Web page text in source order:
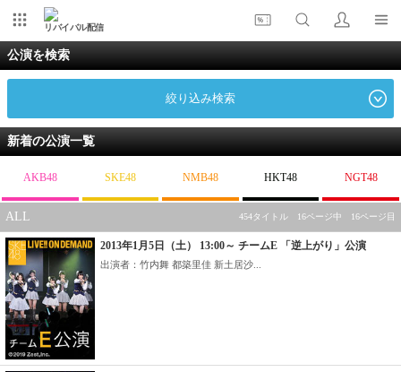
リバイバル配信
公演を検索
絞り込み検索
新着の公演一覧
AKB48 SKE48 NMB48 HKT48 NGT48
ALL 454タイトル 16ページ中 16ページ目
2013年1月5日（土） 13:00～ チームE 「逆上がり」公演
出演者：竹内舞 都築里佳 新土居沙...